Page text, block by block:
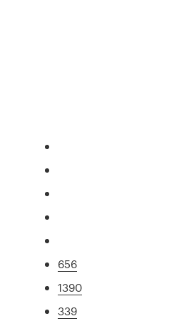
656
1390
339